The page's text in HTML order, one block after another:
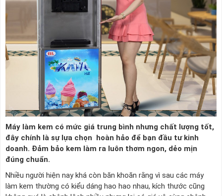
Máy làm kem có mức giá trung bình nhưng chất lượng tốt,
đây chính là sự lựa chọn hoàn hảo để bạn đầu tư kinh
doanh. Đảm bảo kem làm ra luôn thơm ngon, dẻo mịn
đúng chuẩn.
Nhiều người hiện nay khá còn băn khoăn rằng vì sau các máy
làm kem thường có kiểu dáng hao hao nhau, kích thước cũng